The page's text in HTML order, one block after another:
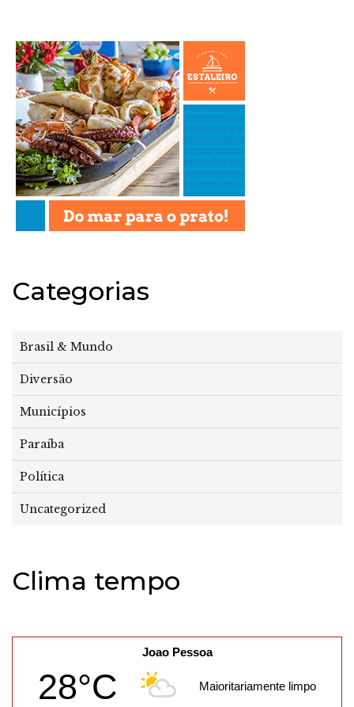
Categorias
Brasil & Mundo
Diversão
Municípios
Paraíba
Política
Uncategorized
Clima tempo
Joao Pessoa
28°C Maioritariamente limpo